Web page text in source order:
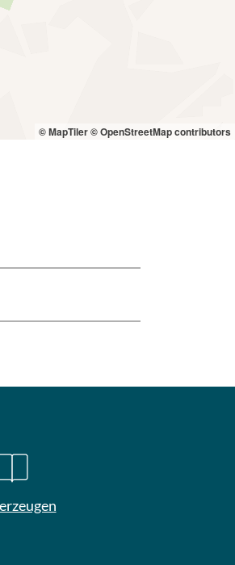
© MapTiler© OpenStreetMap contributors